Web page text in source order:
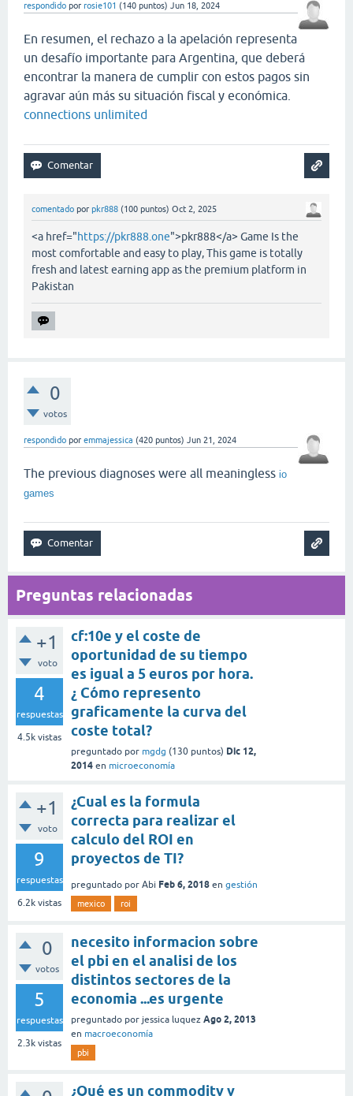
respondido por rosie101 (140 puntos) Jun 18, 2024
En resumen, el rechazo a la apelación representa
un desafío importante para Argentina, que deberá
encontrar la manera de cumplir con estos pagos sin
agravar aún más su situación fiscal y económica.
connections unlimited
comentado por pkr888 (100 puntos) Oct 2, 2025
<a href="https://pkr888.one">pkr888</a> Game Is the
most comfortable and easy to play, This game is totally
fresh and latest earning app as the premium platform in
Pakistan
0
votos
respondido por emmajessica (420 puntos) Jun 21, 2024
The previous diagnoses were all meaningless io
games
Preguntas relacionadas
+1
voto
4
respuestas
4.5k vistas
cf:10e y el coste de
oportunidad de su tiempo
es igual a 5 euros por hora.
¿ Cómo represento
graficamente la curva del
coste total?
preguntado por mgdg (130 puntos) Dic 12,
2014 en microeconomía
+1
voto
9
respuestas
6.2k vistas
¿Cual es la formula
correcta para realizar el
calculo del ROI en
proyectos de TI?
preguntado por Abi Feb 6, 2018 en gestión
mexico roi
0
votos
5
respuestas
2.3k vistas
necesito informacion sobre
el pbi en el analisi de los
distintos sectores de la
economia ...es urgente
preguntado por jessica luquez Ago 2, 2013
en macroeconomía
pbi
¿Qué es un commodity y